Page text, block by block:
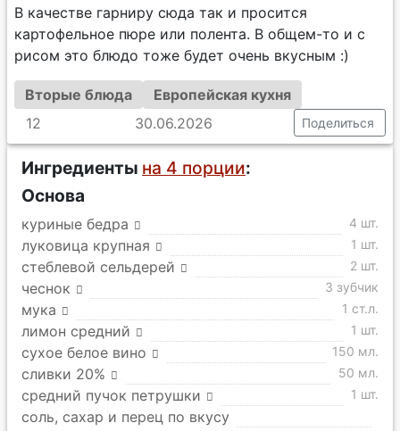
В качестве гарниру сюда так и просится
картофельное пюре или полента. В общем-то и с
рисом это блюдо тоже будет очень вкусным :)
Вторые блюда
Европейская кухня
12
30.06.2026 Поделиться
Ингредиенты на 4 порции:
Основа
куриные бедра 4 шт.
луковица крупная 1 шт.
стеблевой сельдерей 2 шт.
чеснок 3 зубчик
мука 1 ст.л.
лимон средний 1 шт.
сухое белое вино 150 мл.
сливки 20% 50 мл.
средний пучок петрушки 1 шт.
соль, сахар и перец по вкусу